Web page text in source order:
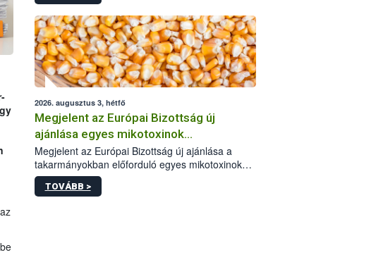
2026. augusztus 3, hétfő
Megjelent az Európai Bizottság új
ajánlása egyes mikotoxinok
takarmányokban való jelenlétéről
Megjelent az Európai Bizottság új ajánlása a
takarmányokban előforduló egyes mikotoxinokkal
kapcsolatban. A dokumentum 2027-től új
irányértékek alkalmazását írja elő, és a jelenleg
TOVÁBB >